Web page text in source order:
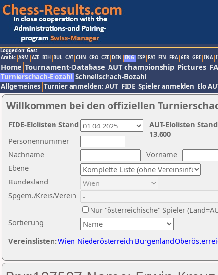
Logged on: Gast
Arabic ARM AZE BIH BUL CAT CHN CRO CZE DEN ENG ESP FAI FIN FRA GER GRE INA
Home Tournament-Database AUT championship Pictures
Turnierschach-Elozahl Schnellschach-Elozahl
Allgemeines Turnier anmelden: AUT FIDE Spieler anmelden Elo
Willkommen bei den offiziellen
Nachname
Vorname
Ebene
Sortierung
Personennummer
Bundesland
Spgem./Kreis/Verein
Nur "österreichische" Spieler
Vereinslisten:Wien Niederösterreich Burgenland
AUT-Elolisten
13.600
FIDE-Elolisten Stand